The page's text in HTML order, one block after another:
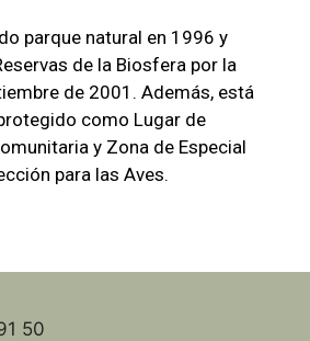
parque natural en 1996 y
de la Biosfera por la
de 2001. Además, está
como Lugar de
y Zona de Especial
para las Aves.
50